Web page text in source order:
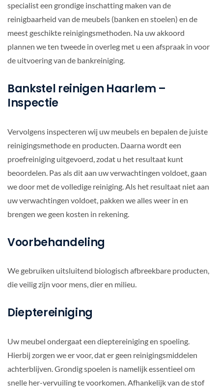
specialist een grondige inschatting maken van de
reinigbaarheid van de meubels (banken en stoelen) en de
meest geschikte reinigingsmethoden. Na uw akkoord
plannen we ten tweede in overleg met u een afspraak in voor
de uitvoering van de bankreiniging.
Bankstel reinigen Haarlem –
Inspectie
Vervolgens inspecteren wij uw meubels en bepalen de juiste
reinigingsmethode en producten. Daarna wordt een
proefreiniging uitgevoerd, zodat u het resultaat kunt
beoordelen. Pas als dit aan uw verwachtingen voldoet, gaan
we door met de volledige reiniging. Als het resultaat niet aan
uw verwachtingen voldoet, pakken we alles weer in en
brengen we geen kosten in rekening.
Voorbehandeling
We gebruiken uitsluitend biologisch afbreekbare producten,
die veilig zijn voor mens, dier en milieu.
Dieptereiniging
Uw meubel ondergaat een dieptereiniging en spoeling.
Hierbij zorgen we er voor, dat er geen reinigingsmiddelen
achterblijven. Grondig spoelen is namelijk essentieel om
snelle her-vervuiling te voorkomen. Afhankelijk van de stof